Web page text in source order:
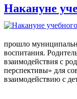
Накануне
прошло
воспитания.
взаимодействия с
перспективы» для
взаимодействию с